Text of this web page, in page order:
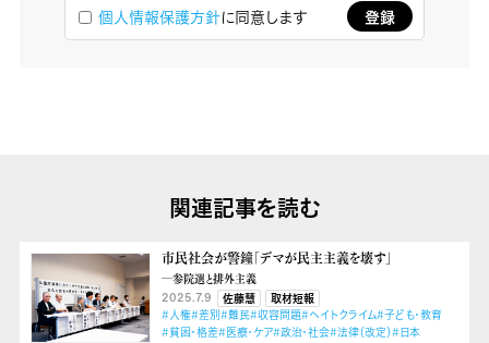
個人情報保護方針に同意します
関連記事を読む
市民社会が警鐘「デマが民主主義を壊す」
―参院選と排外主義
2025.7.9 佐藤慧
取材短報
#人権#差別#難民#収容問題#ヘイトクライム#子ども・教育
#貧困・格差#医療・ケア#政治・社会#法律（改定）#日本